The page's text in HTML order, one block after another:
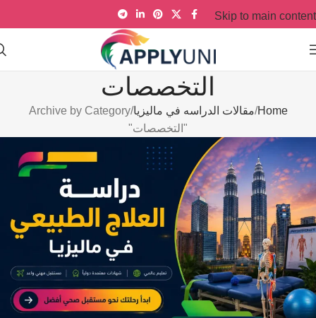
Skip to main content
التخصصات
Home مقالات الدراسه في ماليزيا Archive by Category
"التخصصات"